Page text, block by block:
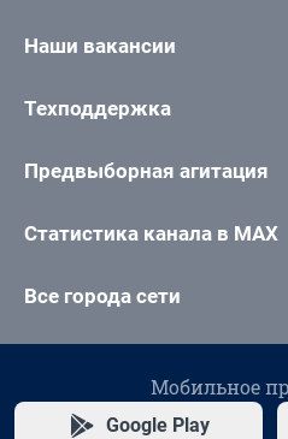
Наши вакансии
Техподдержка
Предвыборная агитация
Статистика канала в MAX
Все города сети
Мобильное
Google Play